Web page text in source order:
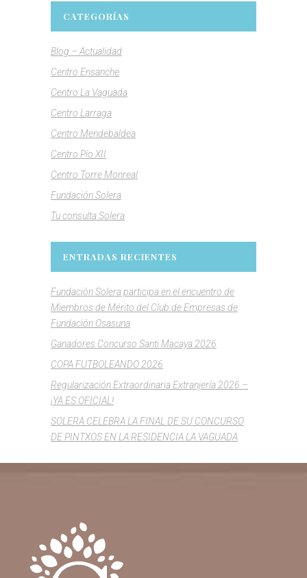
CATEGORÍAS
Blog – Actualidad
Centro Ensanche
Centro La Vaguada
Centro Larraga
Centro Mendebaldea
Centro Pío XII
Centro Torre Monreal
Fundación Solera
Tu consulta Solera
ENTRADAS RECIENTES
Fundación Solera participa en el encuentro de
Miembros de Mérito del Club de Empresas de
Fundación Osasuna
Ganadores Concurso Santi Macaya 2026
COPA FUTBOLEANDO 2026
Regularización Extraordinaria Extranjería 2026 –
¡YA ES OFICIAL!
SOLERA CELEBRA LA FINAL DE SU CONCURSO
DE PINTXOS EN LA RESIDENCIA LA VAGUADA